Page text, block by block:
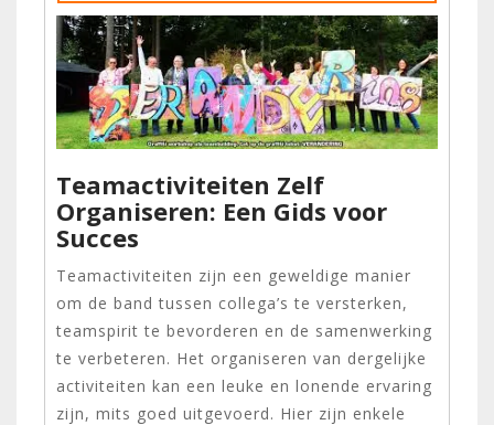
Teamactiviteiten Zelf
Organiseren: Een Gids voor
Succes
Teamactiviteiten zijn een geweldige manier
om de band tussen collega’s te versterken,
teamspirit te bevorderen en de samenwerking
te verbeteren. Het organiseren van dergelijke
activiteiten kan een leuke en lonende ervaring
zijn, mits goed uitgevoerd. Hier zijn enkele